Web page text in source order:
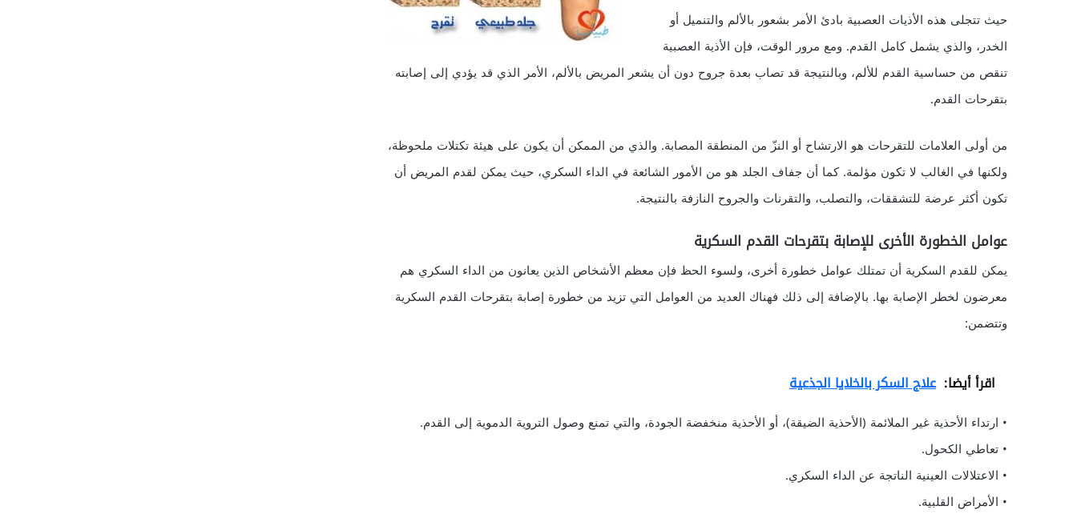
حيث تتجلى هذه الأذيات العصبية بادئ الأمر بشعور بالألم والتنميل أو
الخدر، والذي يشمل كامل القدم. ومع مرور الوقت، فإن الأذية العصبية
تنقص من حساسية القدم للألم، وبالنتيجة قد تصاب بعدة جروح دون أن يشعر المريض بالألم، الأمر الذي قد يؤدي إلى إصابته
بتقرحات القدم.
من أولى العلامات للتقرحات هو الارتشاح أو النزّ من المنطقة المصابة. والذي من الممكن أن يكون على هيئة تكتلات ملحوظة،
ولكنها في الغالب لا تكون مؤلمة. كما أن جفاف الجلد هو من الأمور الشائعة في الداء السكري، حيث يمكن لقدم المريض أن
تكون أكثر عرضة للتشققات، والتصلب، والتقرنات والجروح النازفة بالنتيجة.
عوامل الخطورة الأخرى للإصابة بتقرحات القدم السكرية
يمكن للقدم السكرية أن تمتلك عوامل خطورة أخرى، ولسوء الحظ فإن معظم الأشخاص الذين يعانون من الداء السكري هم
معرضون لخطر الإصابة بها. بالإضافة إلى ذلك فهناك العديد من العوامل التي تزيد من خطورة إصابة بتقرحات القدم السكرية
وتتضمن:
اقرأ أيضا: علاج السكر بالخلايا الجذعية
• ارتداء الأحذية غير الملائمة (الأحذية الضيقة)، أو الأحذية منخفضة الجودة، والتي تمنع وصول التروية الدموية إلى القدم.
• تعاطي الكحول.
• الاعتلالات العينية الناتجة عن الداء السكري.
• الأمراض القلبية.